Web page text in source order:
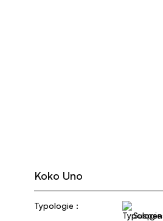
Koko Uno
Typologie :